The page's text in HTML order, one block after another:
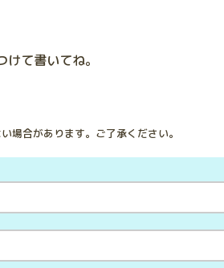
て書いてね。
合があります。ご了承ください。